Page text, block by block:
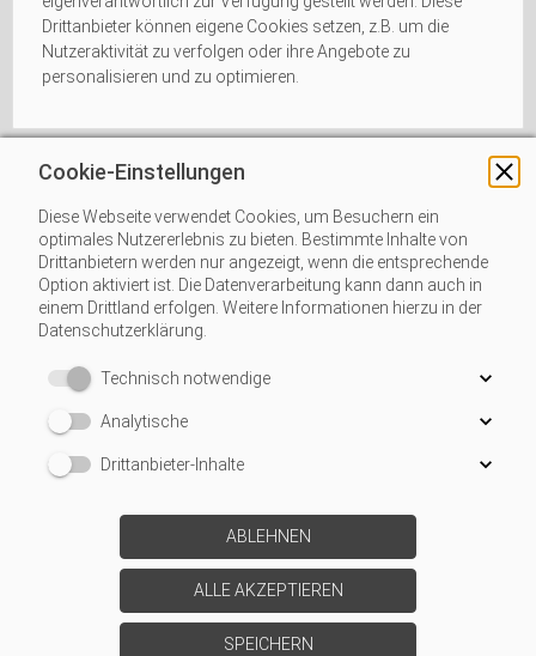
Drittanbieter können eigene Cookies setzen, z.B. um die
Nutzeraktivität zu verfolgen oder ihre Angebote zu
personalisieren und zu optimieren.
Cookie-Einstellungen
Diese Webseite verwendet Cookies, um Besuchern ein
optimales Nutzererlebnis zu bieten. Bestimmte Inhalte von
Drittanbietern werden nur angezeigt, wenn die entsprechende
Option aktiviert ist. Die Datenverarbeitung kann dann auch in
einem Drittland erfolgen. Weitere Informationen hierzu in der
Datenschutzerklärung.
Technisch notwendige
Analytische
Drittanbieter-Inhalte
ABLEHNEN
ALLE AKZEPTIEREN
SPEICHERN